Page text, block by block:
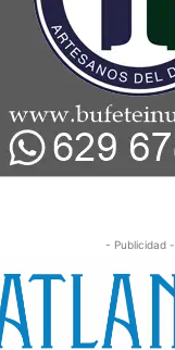
- Publicidad -